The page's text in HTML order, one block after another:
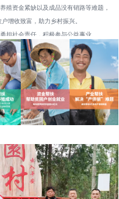
殖资金紧缺以及成品没有销路等难题，
增收致富，助力乡村振兴。
担社会责任，积极参与公益事业。